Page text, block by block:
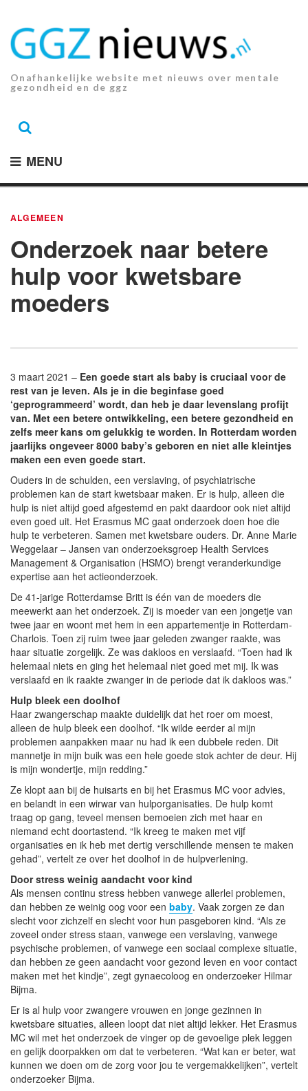
inhoud.
Onafhankelijke website met nieuws over mentale
gezondheid en de ggz
MENU
ALGEMEEN
Onderzoek naar betere
hulp voor kwetsbare
moeders
3 maart 2021 – Een goede start als baby is cruciaal voor de
rest van je leven. Als je in die beginfase goed
‘geprogrammeerd’ wordt, dan heb je daar levenslang profijt
van. Met een betere ontwikkeling, een betere gezondheid en
zelfs meer kans om gelukkig te worden. In Rotterdam worden
jaarlijks ongeveer 8000 baby’s geboren en niet alle kleintjes
maken een even goede start.
Ouders in de schulden, een verslaving, of psychiatrische
problemen kan de start kwetsbaar maken. Er is hulp, alleen die
hulp is niet altijd goed afgestemd en pakt daardoor ook niet altijd
even goed uit. Het Erasmus MC gaat onderzoek doen hoe die
hulp te verbeteren. Samen met kwetsbare ouders. Dr. Anne Marie
Weggelaar – Jansen van onderzoeksgroep Health Services
Management & Organisation (HSMO) brengt veranderkundige
expertise aan het actieonderzoek.
De 41-jarige Rotterdamse Britt is één van de moeders die
meewerkt aan het onderzoek. Zij is moeder van een jongetje van
twee jaar en woont met hem in een appartementje in Rotterdam-
Charlois. Toen zij ruim twee jaar geleden zwanger raakte, was
haar situatie zorgelijk. Ze was dakloos en verslaafd. “Toen had ik
helemaal niets en ging het helemaal niet goed met mij. Ik was
verslaafd en ik raakte zwanger in de periode dat ik dakloos was.”
Hulp bleek een doolhof
Haar zwangerschap maakte duidelijk dat het roer om moest,
alleen de hulp bleek een doolhof. “Ik wilde eerder al mijn
problemen aanpakken maar nu had ik een dubbele reden. Dit
mannetje in mijn buik was een hele goede stok achter de deur. Hij
is mijn wondertje, mijn redding.”
Ze klopt aan bij de huisarts en bij het Erasmus MC voor advies,
en belandt in een wirwar van hulporganisaties. De hulp komt
traag op gang, teveel mensen bemoeien zich met haar en
niemand echt doortastend. “Ik kreeg te maken met vijf
organisaties en ik heb met dertig verschillende mensen te maken
gehad”, vertelt ze over het doolhof in de hulpverlening.
Door stress weinig aandacht voor kind
Als mensen continu stress hebben vanwege allerlei problemen,
dan hebben ze weinig oog voor een baby. Vaak zorgen ze dan
slecht voor zichzelf en slecht voor hun pasgeboren kind. “Als ze
zoveel onder stress staan, vanwege een verslaving, vanwege
psychische problemen, of vanwege een sociaal complexe situatie,
dan hebben ze geen aandacht voor gezond leven en voor contact
maken met het kindje”, zegt gynaecoloog en onderzoeker Hilmar
Bijma.
Er is al hulp voor zwangere vrouwen en jonge gezinnen in
kwetsbare situaties, alleen loopt dat niet altijd lekker. Het Erasmus
MC wil met het onderzoek de vinger op de gevoelige plek leggen
en gelijk doorpakken om dat te verbeteren. “Wat kan er beter, wat
kunnen we doen om de zorg voor jou te vergemakkelijken”, vertelt
onderzoeker Bijma.